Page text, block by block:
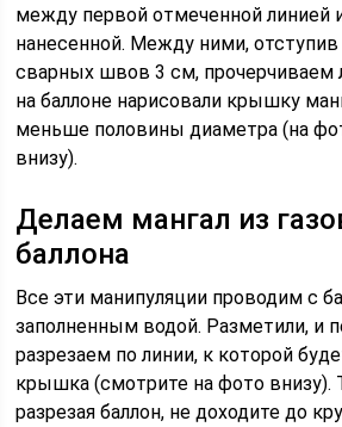
между первой отмеченной линией
нанесенной. Между ними,
сварных швов 3 см,
на баллоне нарисовали крышку
меньше половины диаметра (на
внизу).
Делаем мангал из
баллона
Все эти манипуляции проводим с
заполненным водой. Разметили, и
разрезаем по линии, к которой
крышка (смотрите на фото внизу).
разрезая баллон, не доходите до